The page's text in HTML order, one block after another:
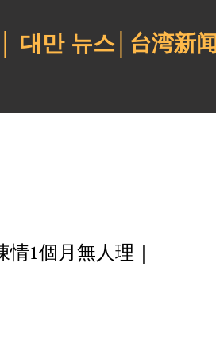
대만 뉴스│台湾新闻
1個月無人理｜